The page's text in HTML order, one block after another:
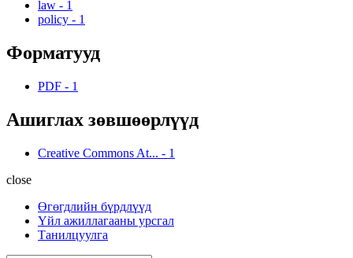
law - 1
policy - 1
Форматууд
PDF - 1
Ашиглах зөвшөөрлүүд
Creative Commons At... - 1
close
Өгөгдлийн бүрдлүүд
Үйл ажиллагааны урсгал
Танилцуулга